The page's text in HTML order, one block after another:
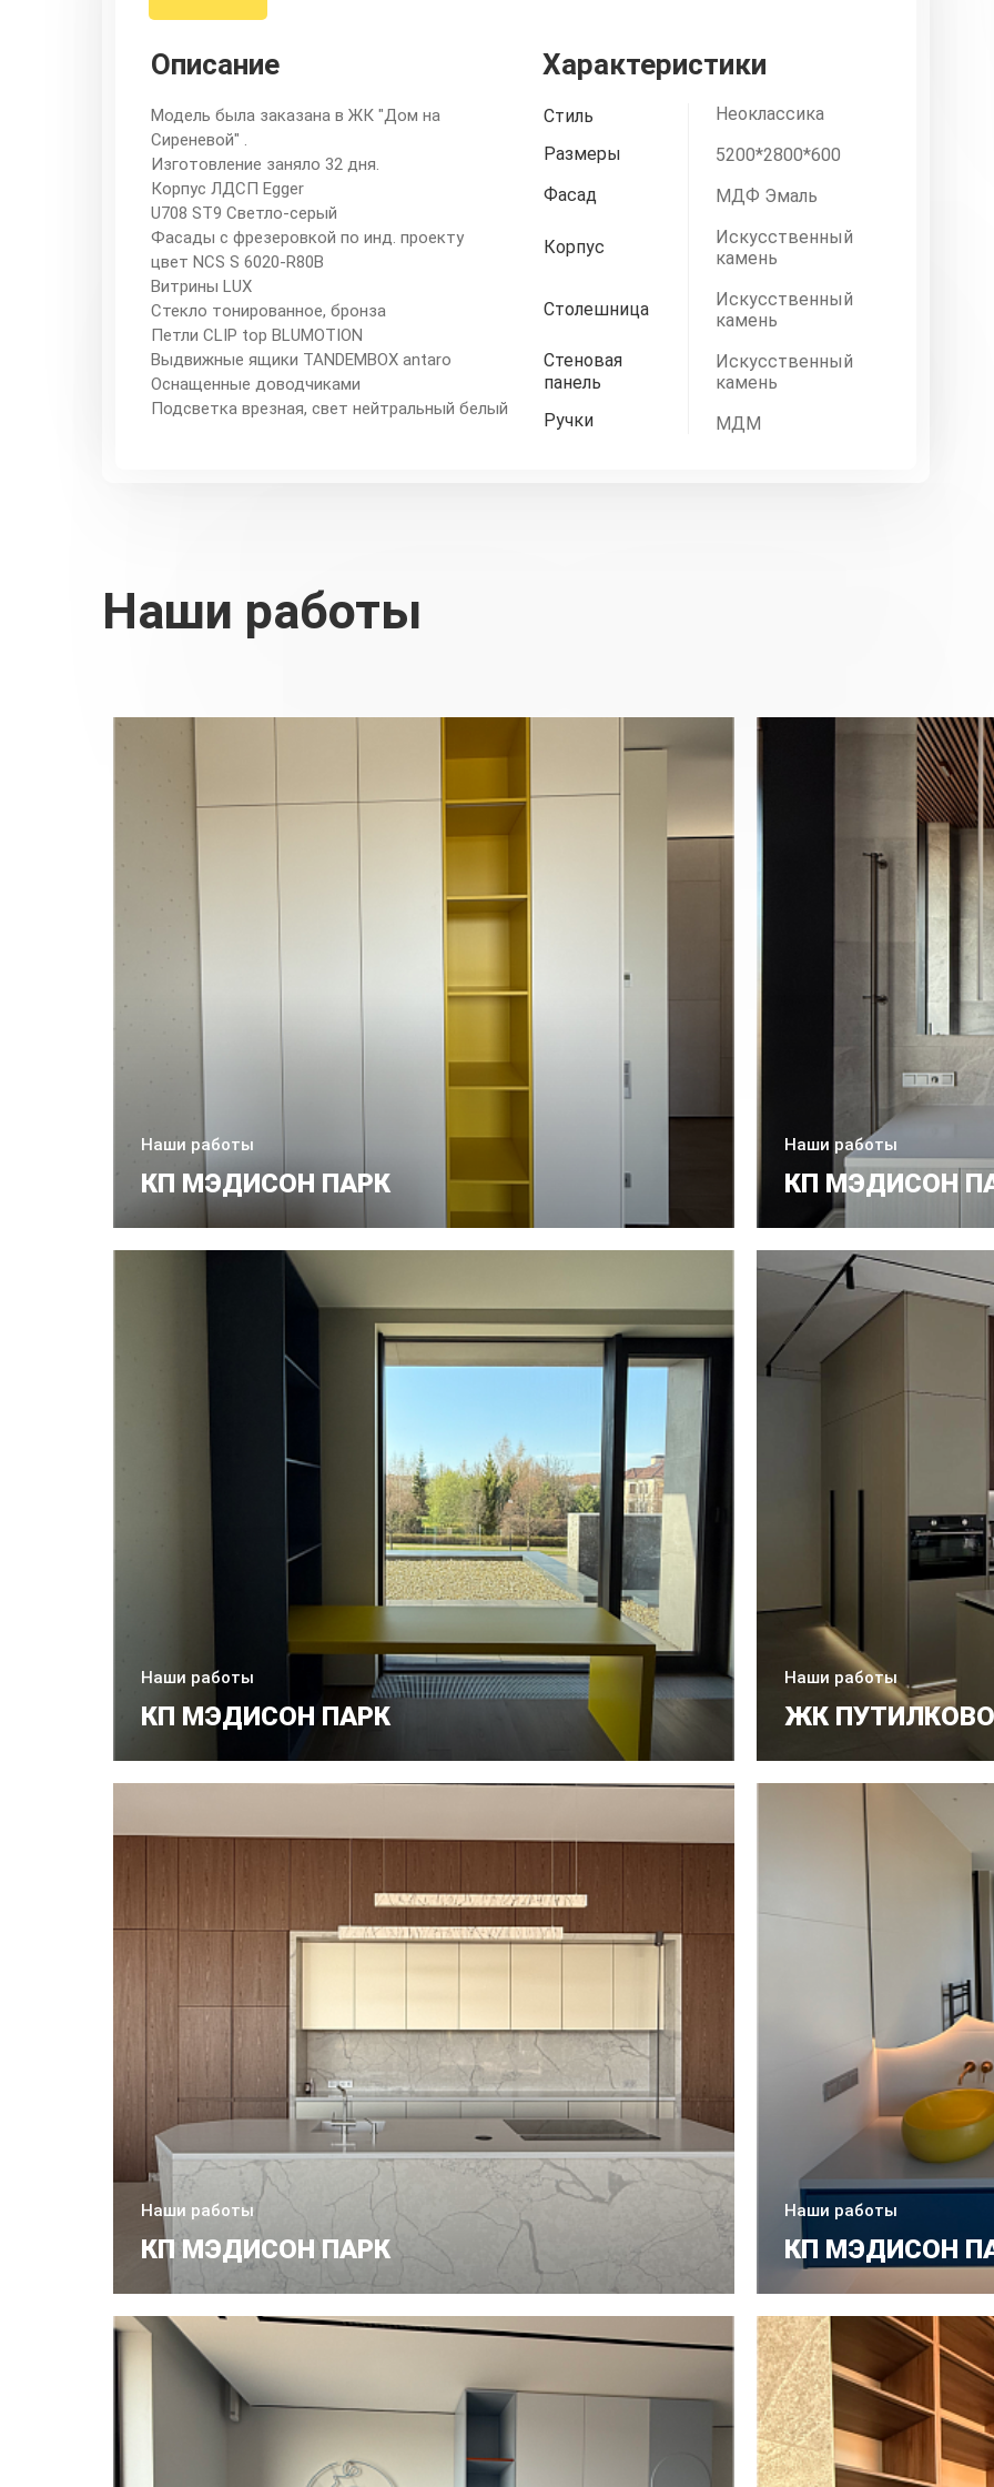
Описание
Модель была заказана в ЖК "Дом на
Сиреневой" .
Изготовление заняло 32 дня.
Корпус ЛДСП Egger
U708 ST9 Светло-серый
Фасады с фрезеровкой по инд. проекту
цвет NCS S 6020-R80B
Витрины LUX
Стекло тонированное, бронза
Петли CLIP top BLUMOTION
Выдвижные ящики TANDEMBOX antaro
Оснащенные доводчиками
Подсветка врезная, свет нейтральный белый
Характеристики
Стиль
Неоклассика
Размеры
5200*2800*600
Фасад
МДФ Эмаль
Корпус
Искусственный
камень
Столешница
Искусственный
камень
Стеновая
панель
Искусственный
камень
Ручки
МДМ
Наши работы
Наши работы
КП МЭДИСОН ПАРК
Наши работы
КП МЭДИСОН
Наши работы
КП МЭДИСОН ПАРК
Наши работы
ЖК ПУТИЛКОВО
Наши работы
КП МЭДИСОН ПАРК
Наши работы
КП МЭДИСОН